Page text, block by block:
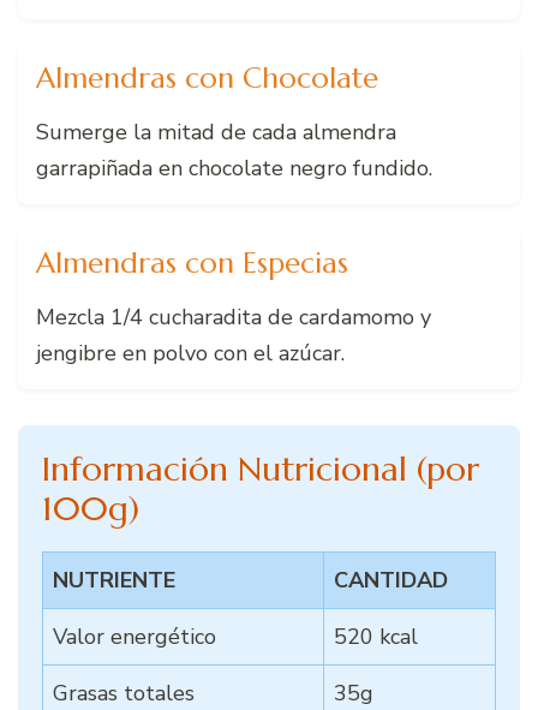
Almendras con Chocolate
Sumerge la mitad de cada almendra
garrapiñada en chocolate negro fundido.
Almendras con Especias
Mezcla 1/4 cucharadita de cardamomo y
jengibre en polvo con el azúcar.
Información Nutricional (por
100g)
NUTRIENTE
CANTIDAD
Valor energético
520 kcal
Grasas totales
35g